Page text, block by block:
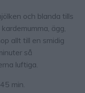
och blanda tills
ägg,
allt till en smidig
så
luftiga.
min.